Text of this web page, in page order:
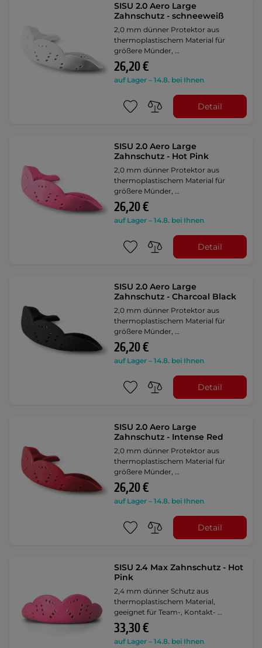
SISU 2.0 Aero Large
Zahnschutz - schneeweiß
2,0 mm dünner Protektor aus
thermoplastischem Material für
größere Münder, …
26,20 €
auf Lager – 14.8. bei Ihnen
Detail
SISU 2.0 Aero Large
Zahnschutz - Hot Pink
2,0 mm dünner Protektor aus
thermoplastischem Material für
größere Münder, …
26,20 €
auf Lager – 14.8. bei Ihnen
Detail
SISU 2.0 Aero Large
Zahnschutz - Charcoal Black
2,0 mm dünner Protektor aus
thermoplastischem Material für
größere Münder, …
26,20 €
auf Lager – 14.8. bei Ihnen
Detail
SISU 2.0 Aero Large
Zahnschutz - Intense Red
2,0 mm dünner Protektor aus
thermoplastischem Material für
größere Münder, …
26,20 €
auf Lager – 14.8. bei Ihnen
Detail
SISU 2.4 Max Zahnschutz - Hot
Pink
2,4 mm dünner Schutz aus
thermoplastischem Material,
geeignet für Team-, Kontakt- …
33,30 €
auf Lager – 14.8. bei Ihnen